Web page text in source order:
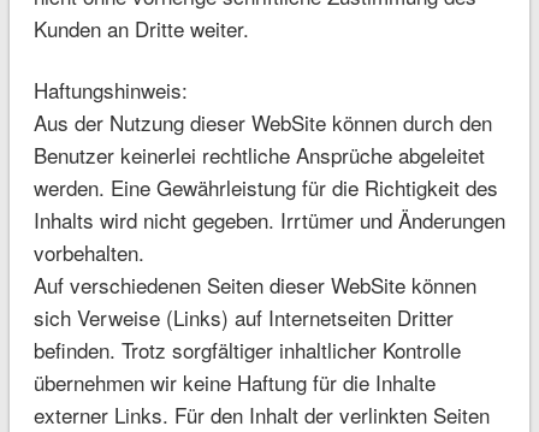
Kunden an Dritte weiter.
Haftungshinweis:
Aus der Nutzung dieser WebSite können durch den
Benutzer keinerlei rechtliche Ansprüche abgeleitet
werden. Eine Gewährleistung für die Richtigkeit des
Inhalts wird nicht gegeben. Irrtümer und Änderungen
vorbehalten.
Auf verschiedenen Seiten dieser WebSite können
sich Verweise (Links) auf Internetseiten Dritter
befinden. Trotz sorgfältiger inhaltlicher Kontrolle
übernehmen wir keine Haftung für die Inhalte
externer Links. Für den Inhalt der verlinkten Seiten